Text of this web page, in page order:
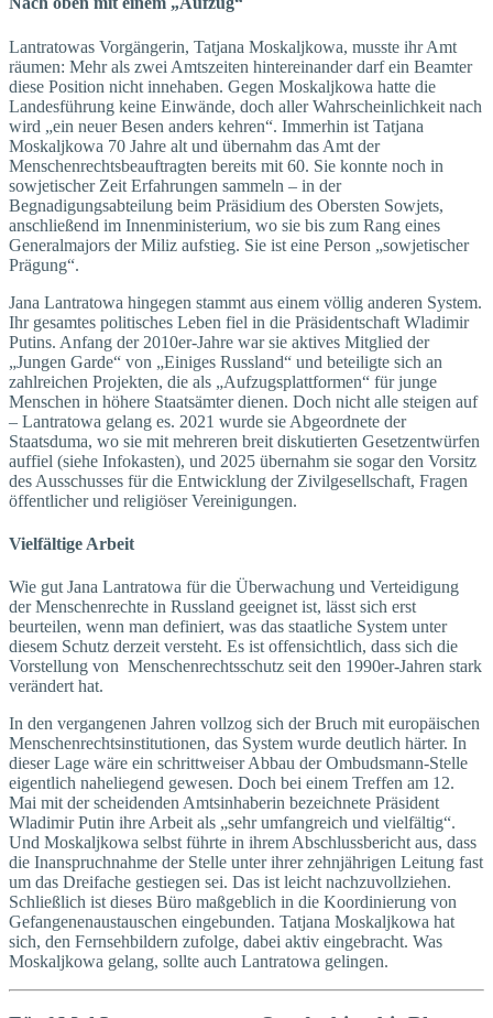
Lantratowas Vorgängerin, Tatjana Moskaljkowa, musste ihr Amt
räumen: Mehr als zwei Amtszeiten hintereinander darf ein Beamter
diese Position nicht innehaben. Gegen Moskaljkowa hatte die
Landesführung keine Einwände, doch aller Wahrscheinlichkeit nach
wird „ein neuer Besen anders kehren“. Immerhin ist Tatjana
Moskaljkowa 70 Jahre alt und übernahm das Amt der
Menschenrechtsbeauftragten bereits mit 60. Sie konnte noch in
sowjetischer Zeit Erfahrungen sammeln – in der
Begnadigungsabteilung beim Präsidium des Obersten Sowjets,
anschließend im Innenministerium, wo sie bis zum Rang eines
Generalmajors der Miliz aufstieg. Sie ist eine Person „sowje­tischer
Prägung“.
Jana Lantratowa hingegen stammt aus einem völlig anderen System.
Ihr gesamtes politisches Leben fiel in die Präsidentschaft Wladimir
Putins. Anfang der 2010er-Jahre war sie aktives Mitglied der
„Jungen Garde“ von „Einiges Russland“ und beteiligte sich an
zahlreichen Projekten, die als „Aufzugsplattformen“ für junge
Menschen in höhere Staatsämter dienen. Doch nicht alle steigen auf
– Lantratowa gelang es. 2021 wurde sie Abgeordnete der
Staatsduma, wo sie mit mehreren breit diskutierten Gesetzentwürfen
auffiel (siehe Infokasten), und 2025 übernahm sie sogar den Vorsitz
des Ausschusses für die Entwicklung der Zivilgesellschaft, Fragen
öffentlicher und religiöser Vereinigungen.
Vielfältige Arbeit
Wie gut Jana Lantratowa für die Überwachung und Verteidigung
der Menschenrechte in Russland geeignet ist, lässt sich erst
beurteilen, wenn man definiert, was das staatliche System unter
diesem Schutz derzeit versteht. Es ist offensichtlich, dass sich die
Vorstellung von Menschenrechtsschutz seit den 1990er-Jahren stark
verändert hat.
In den vergangenen Jahren vollzog sich der Bruch mit europä­ischen
Menschenrechtsinstitu­tionen, das System wurde deutlich härter. In
dieser Lage wäre ein schrittweiser Abbau der Ombudsmann-Stelle
eigentlich naheliegend gewesen. Doch bei einem Treffen am 12.
Mai mit der scheidenden Amtsinhaberin bezeichnete Präsident
Wladimir Putin ihre Arbeit als „sehr umfangreich und vielfältig“.
Und Moskaljkowa selbst führte in ihrem Abschlussbericht aus, dass
die Inanspruchnahme der Stelle unter ihrer zehnjährigen Leitung fast
um das Dreifache gestiegen sei. Das ist leicht nachzuvollziehen.
Schließlich ist dieses Büro maßgeblich in die Koordinierung von
Gefangenenaustauschen eingebunden. Tatjana Moskaljkowa hat
sich, den Fernsehbildern zufolge, dabei aktiv eingebracht. Was
Moskaljkowa gelang, sollte auch Lantratowa gelingen.